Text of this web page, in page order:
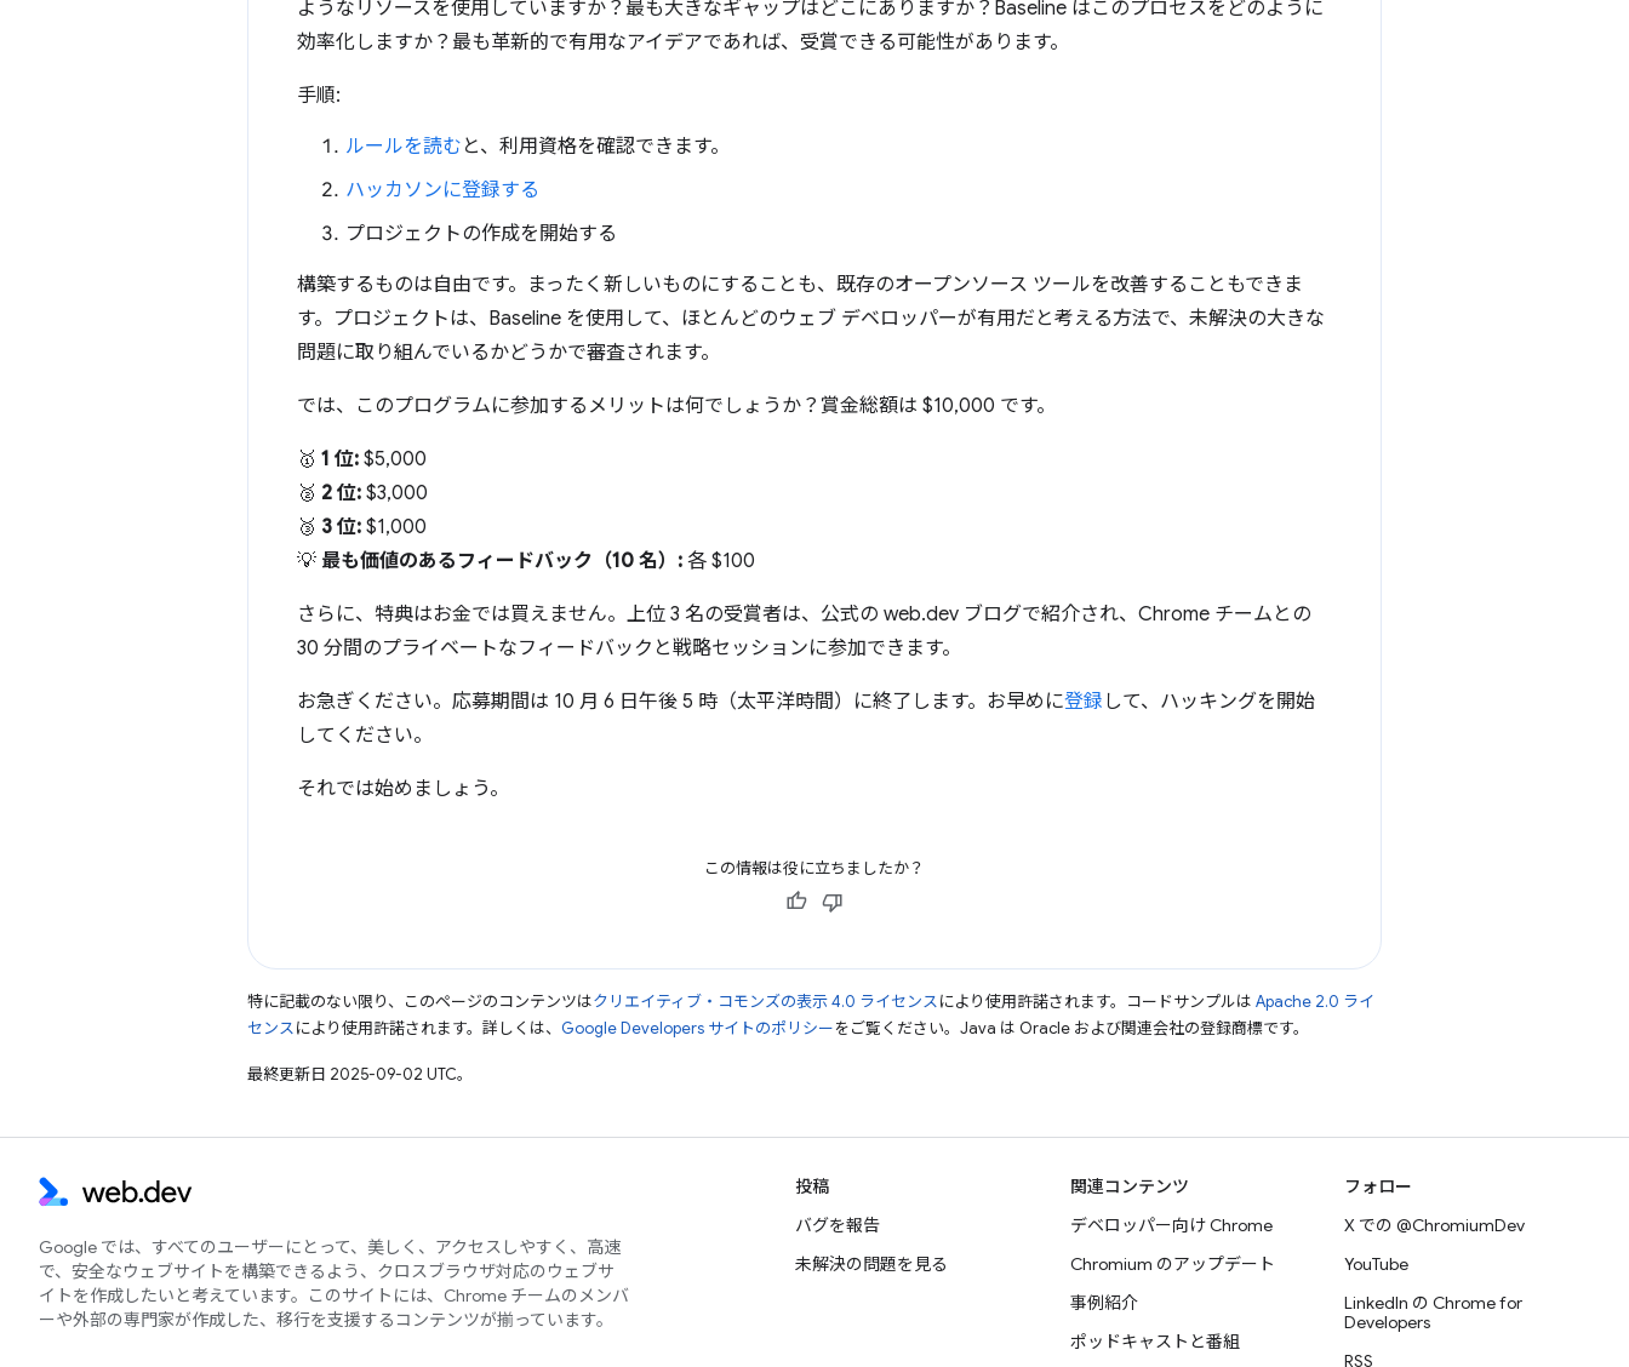
ようなリソースを使用していますか？最も大きなギャップはどこにありますか？Baseline はこのプロセスをどのように
効率化しますか？最も革新的で有用なアイデアであれば、受賞できる可能性があります。
手順:
ルールを読む と、利用資格を確認できます。
ハッカソンに登録する
プロジェクトの作成を開始する
構築するものは自由です。まったく新しいものにすることも、既存のオープンソース ツールを改善することもできま
す。プロジェクトは、Baseline を使用して、ほとんどのウェブ デベロッパーが有用だと考える方法で、未解決の大きな
問題に取り組んでいるかどうかで審査されます。
では、このプログラムに参加するメリットは何でしょうか？賞金総額は $10,000 です。
🥇 1 位: $5,000
🥈 2 位: $3,000
🥉 3 位: $1,000
💡 最も価値のあるフィードバック（10 名）: 各 $100
さらに、特典はお金では買えません。上位 3 名の受賞者は、公式の web.dev ブログで紹介され、Chrome チームとの
30 分間のプライベートなフィードバックと戦略セッションに参加できます。
お急ぎください。応募期間は 10 月 6 日午後 5 時（太平洋時間）に終了します。お早めに登録 して、ハッキングを開始
してください。
それでは始めましょう。
この情報は役に立ちましたか？
特に記載のない限り、このページのコンテンツはクリエイティブ・コモンズの表示 4.0 ライセンスにより使用許諾されます。コードサンプルは Apache 2.0 ライ
センスにより使用許諾されます。詳しくは、 Google Developers サイトのポリシーをご覧ください。Java は Oracle および関連会社の登録商標です。
最終更新日 2025-09-02 UTC。
Google では、すべてのユーザーにとって、美しく、アクセスしやすく、高速
で、安全なウェブサイトを構築できるよう、クロスブラウザ対応のウェブサ
イトを作成したいと考えています。このサイトには、Chrome チームのメンバ
ーや外部の専門家が作成した、移行を支援するコンテンツが揃っています。
投稿
バグを報告
未解決の問題を見る
関連コンテンツ
デベロッパー向け Chrome
Chromium のアップデート
事例紹介
ポッドキャストと番組
フォロー
X での @ChromiumDev
YouTube
LinkedIn の Chrome for
Developers
RSS